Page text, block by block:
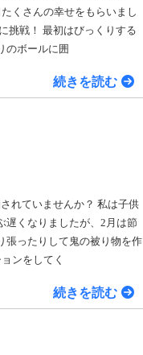
くさんの幸せをもらいまし
挑戦！ 最初はびっくりする
のボールに囲
続きを読む
れていませんか？ 私は子供
遅くなりましたが、2月は節
張ったりして鬼の被り物を作
ンをしてく
続きを読む